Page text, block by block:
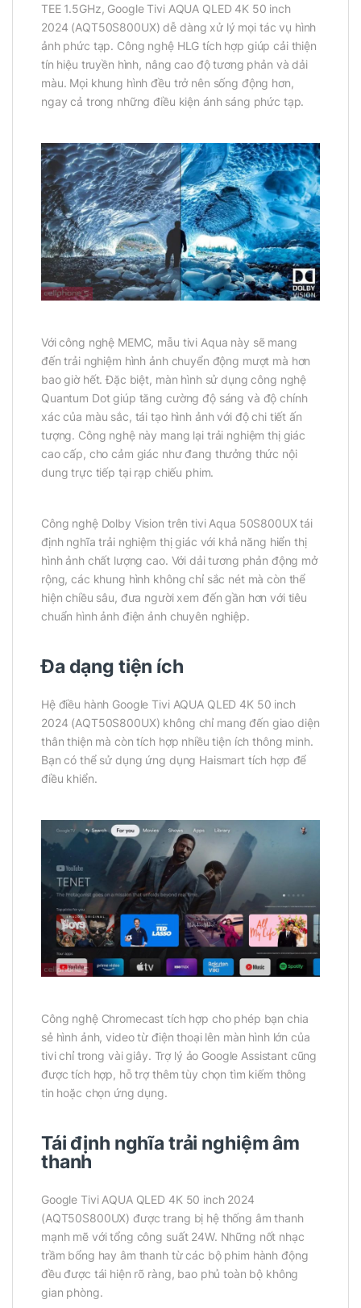
TEE 1.5GHz, Google Tivi AQUA QLED 4K 50 inch
2024 (AQT50S800UX) dễ dàng xử lý mọi tác vụ hình
ảnh phức tạp. Công nghệ HLG tích hợp giúp cải thiện
tín hiệu truyền hình, nâng cao độ tương phản và dải
màu. Mọi khung hình đều trở nên sống động hơn,
ngay cả trong những điều kiện ánh sáng phức tạp.
Với công nghệ MEMC, mẫu tivi Aqua này sẽ mang
đến trải nghiệm hình ảnh chuyển động mượt mà hơn
bao giờ hết. Đặc biệt, màn hình sử dụng công nghệ
Quantum Dot giúp tăng cường độ sáng và độ chính
xác của màu sắc, tái tạo hình ảnh với độ chi tiết ấn
tượng. Công nghệ này mang lại trải nghiệm thị giác
cao cấp, cho cảm giác như đang thưởng thức nội
dung trực tiếp tại rạp chiếu phim.
Công nghệ Dolby Vision trên tivi Aqua 50S800UX tái
định nghĩa trải nghiệm thị giác với khả năng hiển thị
hình ảnh chất lượng cao. Với dải tương phản động mở
rộng, các khung hình không chỉ sắc nét mà còn thể
hiện chiều sâu, đưa người xem đến gần hơn với tiêu
chuẩn hình ảnh điện ảnh chuyên nghiệp.
Đa dạng tiện ích
Hệ điều hành Google Tivi AQUA QLED 4K 50 inch
2024 (AQT50S800UX) không chỉ mang đến giao diện
thân thiện mà còn tích hợp nhiều tiện ích thông minh.
Bạn có thể sử dụng ứng dụng Haismart tích hợp để
điều khiển.
Công nghệ Chromecast tích hợp cho phép bạn chia
sẻ hình ảnh, video từ điện thoại lên màn hình lớn của
tivi chỉ trong vài giây. Trợ lý ảo Google Assistant cũng
được tích hợp, hỗ trợ thêm tùy chọn tìm kiếm thông
tin hoặc chọn ứng dụng.
Tái định nghĩa trải nghiệm âm
thanh
Google Tivi AQUA QLED 4K 50 inch 2024
(AQT50S800UX) được trang bị hệ thống âm thanh
mạnh mẽ với tổng công suất 24W. Những nốt nhạc
trầm bổng hay âm thanh từ các bộ phim hành động
đều được tái hiện rõ ràng, bao phủ toàn bộ không
gian phòng.